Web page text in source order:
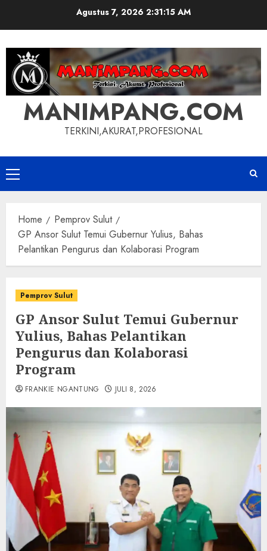
Agustus 7, 2026 2:31:15 AM
MANIMPANG.COM
TERKINI,AKURAT,PROFESIONAL
Primary
Menu
Home
Pemprov Sulut
GP Ansor Sulut Temui Gubernur Yulius, Bahas
Pelantikan Pengurus dan Kolaborasi Program
Pemprov Sulut
GP Ansor Sulut Temui Gubernur
Yulius, Bahas Pelantikan
Pengurus dan Kolaborasi
Program
FRANKIE NGANTUNG JULI 8, 2026